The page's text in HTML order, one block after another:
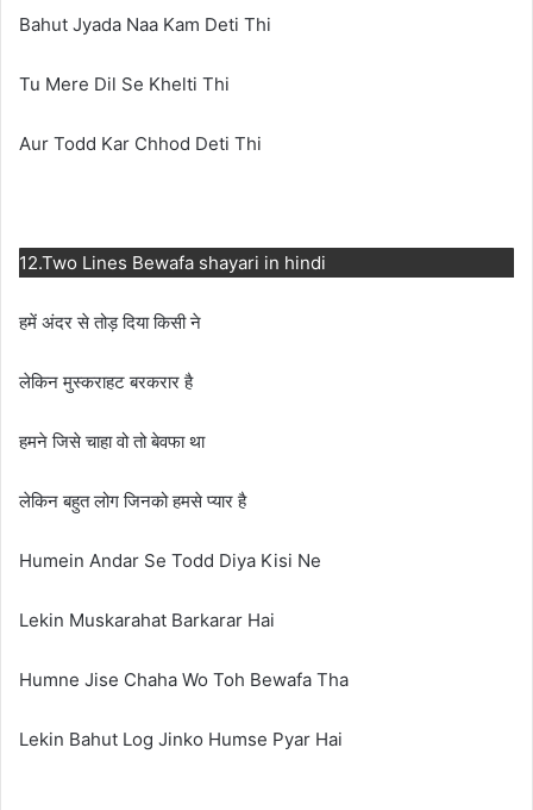
Bahut Jyada Naa Kam Deti Thi
Tu Mere Dil Se Khelti Thi
Aur Todd Kar Chhod Deti Thi
12.Two Lines Bewafa shayari in hindi
हमें अंदर से तोड़ दिया किसी ने
लेकिन मुस्कराहट बरकरार है
हमने जिसे चाहा वो तो बेवफा था
लेकिन बहुत लोग जिनको हमसे प्यार है
Humein Andar Se Todd Diya Kisi Ne
Lekin Muskarahat Barkarar Hai
Humne Jise Chaha Wo Toh Bewafa Tha
Lekin Bahut Log Jinko Humse Pyar Hai